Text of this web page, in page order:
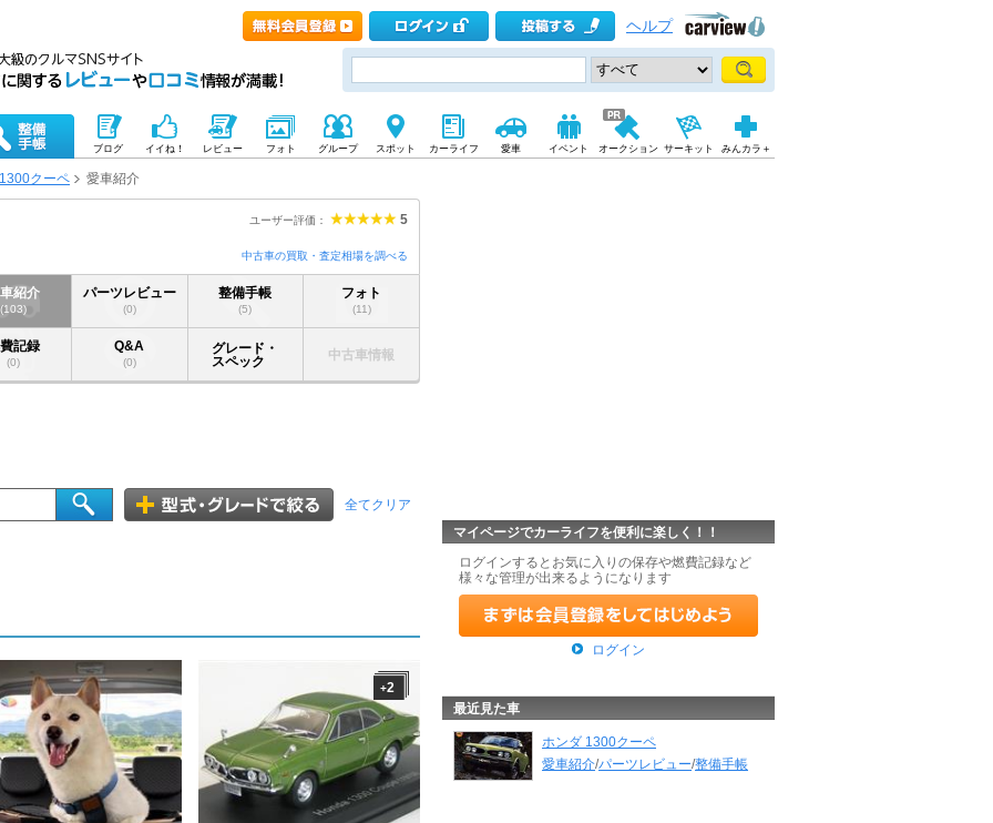
ヘルプ
ブログ イイね！ レビュー フォト グループ スポット カーライフ 愛車 イベント オークション サーキット みんカラ＋
1300クーペ 愛車紹介
ユーザー評価： 5
中古車の買取・査定相場を調べる
紹介
(103)
パーツレビュー
(0)
整備手帳
(5)
フォト
(11)
記録
(0)
Q&A
(0)
グレード・
スペック
中古車情報
全てクリア
+2
マイページでカーライフを便利に楽しく！！
ログインするとお気に入りの保存や燃費記録など
様々な管理が出来るようになります
ログイン
最近見た車
ホンダ 1300クーペ
愛車紹介/パーツレビュー/整備手帳